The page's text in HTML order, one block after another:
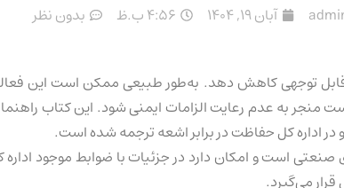
آبان 19, 1404 4:56 ب.ظ
بدون نظر
توجهی کاهش دهد. به‌طور طبیعی ممکن است این
به عدم رعایت الزامات ایمنی شود. این کتاب
است و امکان دارد در جزئیات با ضوابط موجود
می‌گیرد.